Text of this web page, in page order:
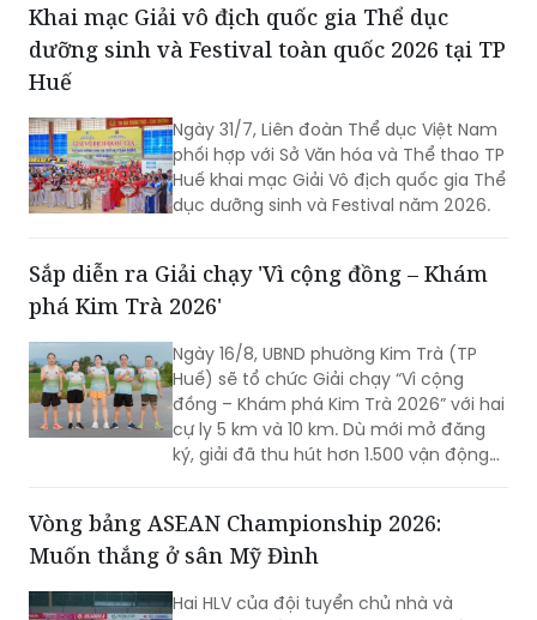
năm 2026.
Khai mạc Giải vô địch quốc gia Thể dục
dưỡng sinh và Festival toàn quốc 2026 tại TP
Huế
Ngày 31/7, Liên đoàn Thể dục Việt Nam
phối hợp với Sở Văn hóa và Thể thao TP
Huế khai mạc Giải Vô địch quốc gia Thể
dục dưỡng sinh và Festival năm 2026.
Sắp diễn ra Giải chạy 'Vì cộng đồng – Khám
phá Kim Trà 2026'
Ngày 16/8, UBND phường Kim Trà (TP
Huế) sẽ tổ chức Giải chạy “Vì cộng
đồng – Khám phá Kim Trà 2026” với hai
cự ly 5 km và 10 km. Dù mới mở đăng
ký, giải đã thu hút hơn 1.500 vận động
thể thao mang đậm bản sắc quê
hương.
Vòng bảng ASEAN Championship 2026:
Muốn thắng ở sân Mỹ Đình
Hai HLV của đội tuyển chủ nhà và